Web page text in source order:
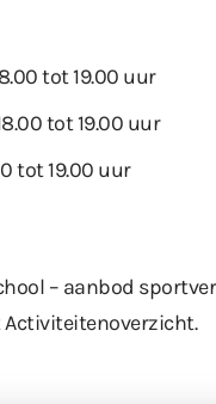
tot 19.00 uur
tot 19.00 uur
tot 19.00 uur
– aanbod
Activiteitenoverzicht.